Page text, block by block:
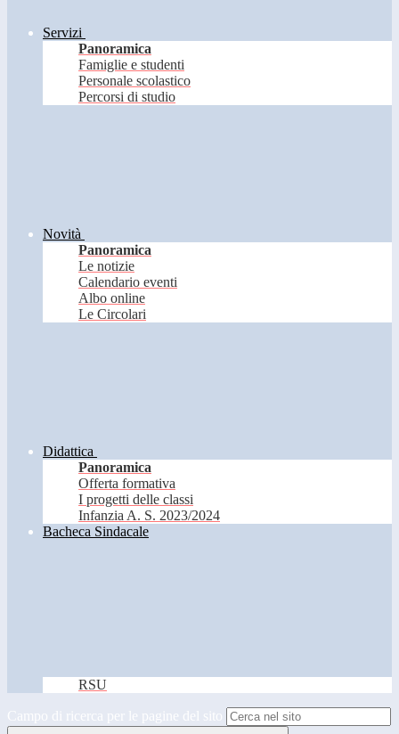
Servizi
Panoramica
Famiglie e studenti
Personale scolastico
Percorsi di studio
Novità
Panoramica
Le notizie
Calendario eventi
Albo online
Le Circolari
Didattica
Panoramica
Offerta formativa
I progetti delle classi
Infanzia A. S. 2023/2024
Bacheca Sindacale
RSU
Campo di ricerca per le pagine del sito